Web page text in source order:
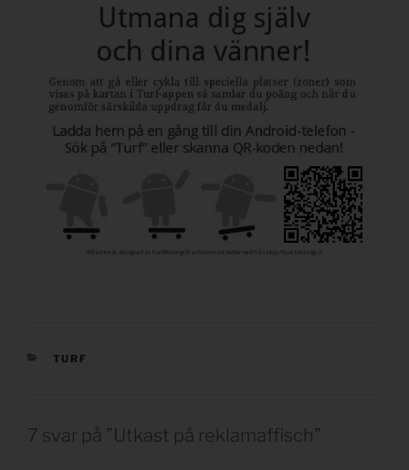
KATEGORIER
TURF
7 svar på ”Utkast på reklamaffisch”